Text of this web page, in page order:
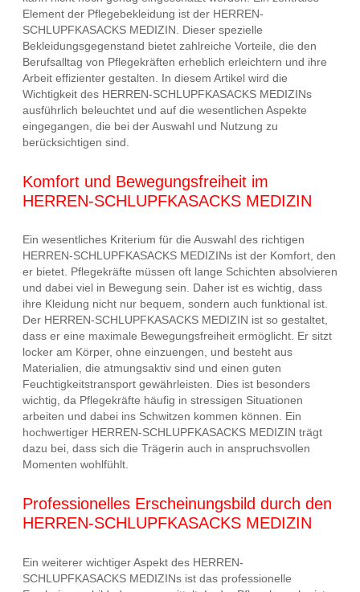
Element der Pflegebekleidung ist der HERREN-
SCHLUPFKASACKS MEDIZIN. Dieser spezielle
Bekleidungsgegenstand bietet zahlreiche Vorteile, die den
Berufsalltag von Pflegekräften erheblich erleichtern und ihre
Arbeit effizienter gestalten. In diesem Artikel wird die
Wichtigkeit des HERREN-SCHLUPFKASACKS MEDIZINs
ausführlich beleuchtet und auf die wesentlichen Aspekte
eingegangen, die bei der Auswahl und Nutzung zu
berücksichtigen sind.
Komfort und Bewegungsfreiheit im
HERREN-SCHLUPFKASACKS MEDIZIN
Ein wesentliches Kriterium für die Auswahl des richtigen
HERREN-SCHLUPFKASACKS MEDIZINs ist der Komfort, den
er bietet. Pflegekräfte müssen oft lange Schichten absolvieren
und dabei viel in Bewegung sein. Daher ist es wichtig, dass
ihre Kleidung nicht nur bequem, sondern auch funktional ist.
Der HERREN-SCHLUPFKASACKS MEDIZIN ist so gestaltet,
dass er eine maximale Bewegungsfreiheit ermöglicht. Er sitzt
locker am Körper, ohne einzuengen, und besteht aus
Materialien, die atmungsaktiv sind und einen guten
Feuchtigkeitstransport gewährleisten. Dies ist besonders
wichtig, da Pflegekräfte häufig in stressigen Situationen
arbeiten und dabei ins Schwitzen kommen können. Ein
hochwertiger HERREN-SCHLUPFKASACKS MEDIZIN trägt
dazu bei, dass sich die Trägerin auch in anspruchsvollen
Momenten wohlfühlt.
Professionelles Erscheinungsbild durch den
HERREN-SCHLUPFKASACKS MEDIZIN
Ein weiterer wichtiger Aspekt des HERREN-
SCHLUPFKASACKS MEDIZINs ist das professionelle